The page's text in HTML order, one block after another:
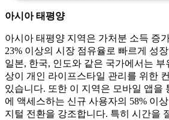
아시아 태평양
아시아 태평양 지역은 가처분 소득 증
23% 이상의 시장 점유율로 빠르게 성
일본, 한국, 인도와 같은 국가에서는 부
상이 개인 라이프스타일 관리를 위한
있습니다. 또한 이 지역은 모바일 앱을
에 액세스하는 신규 사용자의 58% 이
지털 전환을 강조합니다. 특히 시간을